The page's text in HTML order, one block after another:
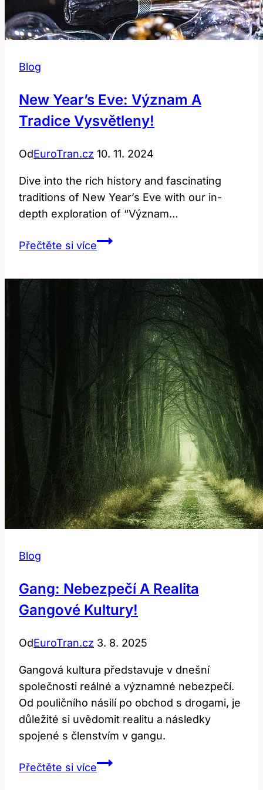
Blog
New Year’s Eve: Význam A
Tradice Vysvětleny!
OdEuroTran.cz 10. 11. 2024
Dive into the rich history and fascinating
traditions of New Year’s Eve with our in-
depth exploration of “Význam…
Přečtěte si víceNew
a
Tradice
Vysvětleny!
Blog
Gang: Nebezpečí A Realita
Gangové Kultury!
OdEuroTran.cz 3. 8. 2025
Gangová kultura představuje v dnešní
společnosti reálné a významné nebezpečí.
Od pouličního násilí po obchod s drogami, je
důležité si uvědomit realitu a následky
spojené s členstvím v gangu.
Přečtěte si víceGang: